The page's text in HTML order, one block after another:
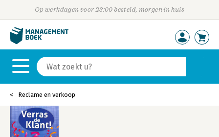
Op werkdagen voor 23:00 besteld, morgen in huis
Reclame en verkoop